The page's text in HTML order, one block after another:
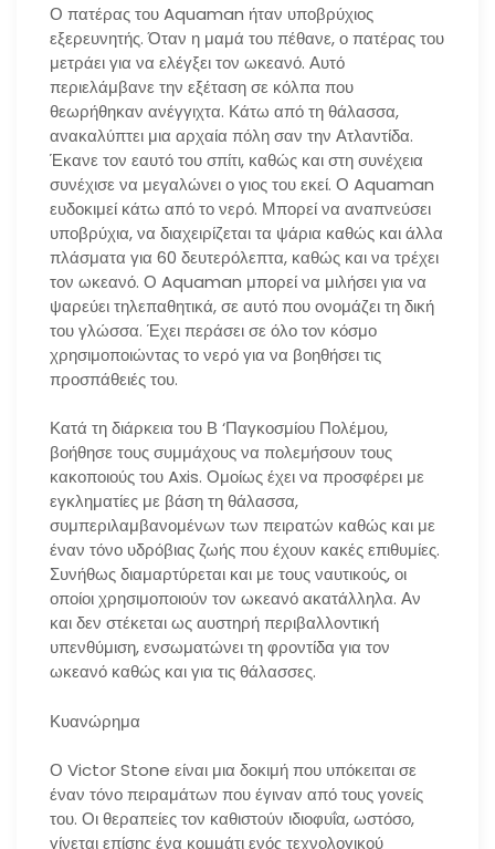
Ο πατέρας του Aquaman ήταν υποβρύχιος
εξερευνητής. Όταν η μαμά του πέθανε, ο πατέρας του
μετράει για να ελέγξει τον ωκεανό. Αυτό
περιελάμβανε την εξέταση σε κόλπα που
θεωρήθηκαν ανέγγιχτα. Κάτω από τη θάλασσα,
ανακαλύπτει μια αρχαία πόλη σαν την Ατλαντίδα.
Έκανε τον εαυτό του σπίτι, καθώς και στη συνέχεια
συνέχισε να μεγαλώνει ο γιος του εκεί. Ο Aquaman
ευδοκιμεί κάτω από το νερό. Μπορεί να αναπνεύσει
υποβρύχια, να διαχειρίζεται τα ψάρια καθώς και άλλα
πλάσματα για 60 δευτερόλεπτα, καθώς και να τρέχει
τον ωκεανό. Ο Aquaman μπορεί να μιλήσει για να
ψαρεύει τηλεπαθητικά, σε αυτό που ονομάζει τη δική
του γλώσσα. Έχει περάσει σε όλο τον κόσμο
χρησιμοποιώντας το νερό για να βοηθήσει τις
προσπάθειές του.
Κατά τη διάρκεια του Β ‘Παγκοσμίου Πολέμου,
βοήθησε τους συμμάχους να πολεμήσουν τους
κακοποιούς του Axis. Ομοίως έχει να προσφέρει με
εγκληματίες με βάση τη θάλασσα,
συμπεριλαμβανομένων των πειρατών καθώς και με
έναν τόνο υδρόβιας ζωής που έχουν κακές επιθυμίες.
Συνήθως διαμαρτύρεται και με τους ναυτικούς, οι
οποίοι χρησιμοποιούν τον ωκεανό ακατάλληλα. Αν
και δεν στέκεται ως αυστηρή περιβαλλοντική
υπενθύμιση, ενσωματώνει τη φροντίδα για τον
ωκεανό καθώς και για τις θάλασσες.
Κυανώρημα
Ο Victor Stone είναι μια δοκιμή που υπόκειται σε
έναν τόνο πειραμάτων που έγιναν από τους γονείς
του. Οι θεραπείες τον καθιστούν ιδιοφυΐα, ωστόσο,
γίνεται επίσης ένα κομμάτι ενός τεχνολογικού